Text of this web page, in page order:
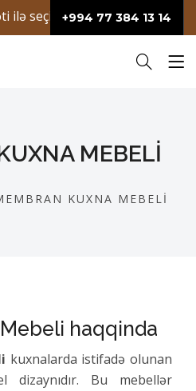
bir ərazidir. Bura həm
+994 77 384 13 14
MEBELI
KUXNA MEBELI
haqqinda
kuxnalarda istifadə olunan
Bu mebellər